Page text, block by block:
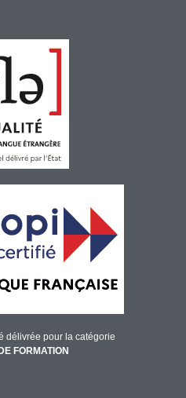
délivrée pour la catégorie
FORMATION